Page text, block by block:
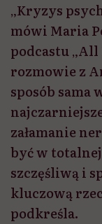
„Kryzys
mówi Maria
podcastu „All
rozmowie z
sposób sama
załamanie
być w
szczęśliwą i
kluczową
podkreśla.